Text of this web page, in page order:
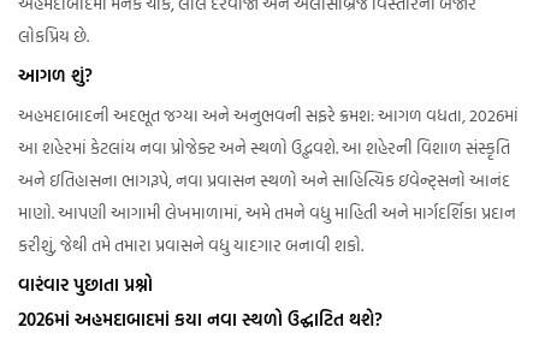
લોકપ્રિય છે.
આગળ શું?
અહમદાબાદની અદભૂત જગ્યા અને અનુભવની સફરે ક્રમશ: આગળ વધતા, 2026માં
આ શહેરમાં કેટલાંય નવા પ્રોજેક્ટ અને સ્થળો ઉદ્ભવશે. આ શહેરની વિશાળ સંસ્કૃતિ
અને ઇતિહાસના ભાગરૂપે, નવા પ્રવાસન સ્થળો અને સાહિત્યિક ઇવેન્ટ્સનો આનંદ
માણો. આપણી આગામી લેખમાળામાં, અમે તમને વધુ માહિતી અને માર્ગદર્શિકા પ્રદાન
કરીશું, જેથી તમે તમારા પ્રવાસને વધુ યાદગાર બનાવી શકો.
વારંવાર પુછાતા પ્રશ્નો
2026માં અહમદાબાદમાં કયા નવા સ્થળો ઉદ્ઘાટિત થશે?